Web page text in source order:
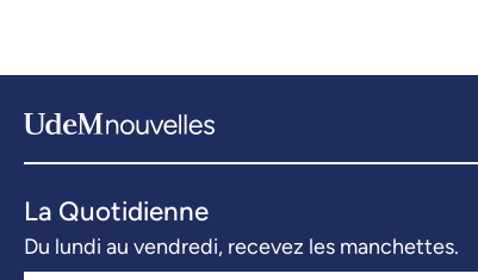
La Quotidienne
Du lundi au vendredi, recevez les manchettes.